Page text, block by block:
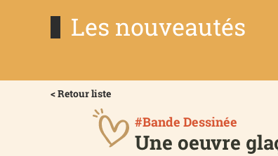
Les nouveautés
< Retour liste
#Bande Dessinée
Une oeuvre